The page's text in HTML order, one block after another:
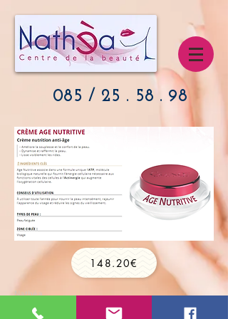
085 / 25 . 58 . 98
148.20€
Nathéa
Nathalie Noël